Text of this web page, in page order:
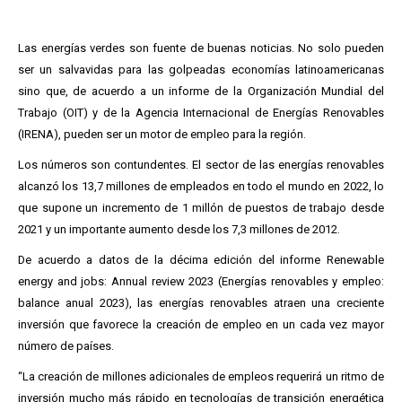
Las energías verdes son fuente de buenas noticias. No solo pueden
ser un salvavidas para las golpeadas economías latinoamericanas
sino que, de acuerdo a un informe de la Organización Mundial del
Trabajo (OIT) y de la Agencia Internacional de Energías Renovables
(IRENA), pueden ser un motor de empleo para la región.
Los números son contundentes. El sector de las energías renovables
alcanzó los 13,7 millones de empleados en todo el mundo en 2022, lo
que supone un incremento de 1 millón de puestos de trabajo desde
2021 y un importante aumento desde los 7,3 millones de 2012.
De acuerdo a datos de la décima edición del informe Renewable
energy and jobs: Annual review 2023 (Energías renovables y empleo:
balance anual 2023), las energías renovables atraen una creciente
inversión que favorece la creación de empleo en un cada vez mayor
número de países.
“La creación de millones adicionales de empleos requerirá un ritmo de
inversión mucho más rápido en tecnologías de transición energética